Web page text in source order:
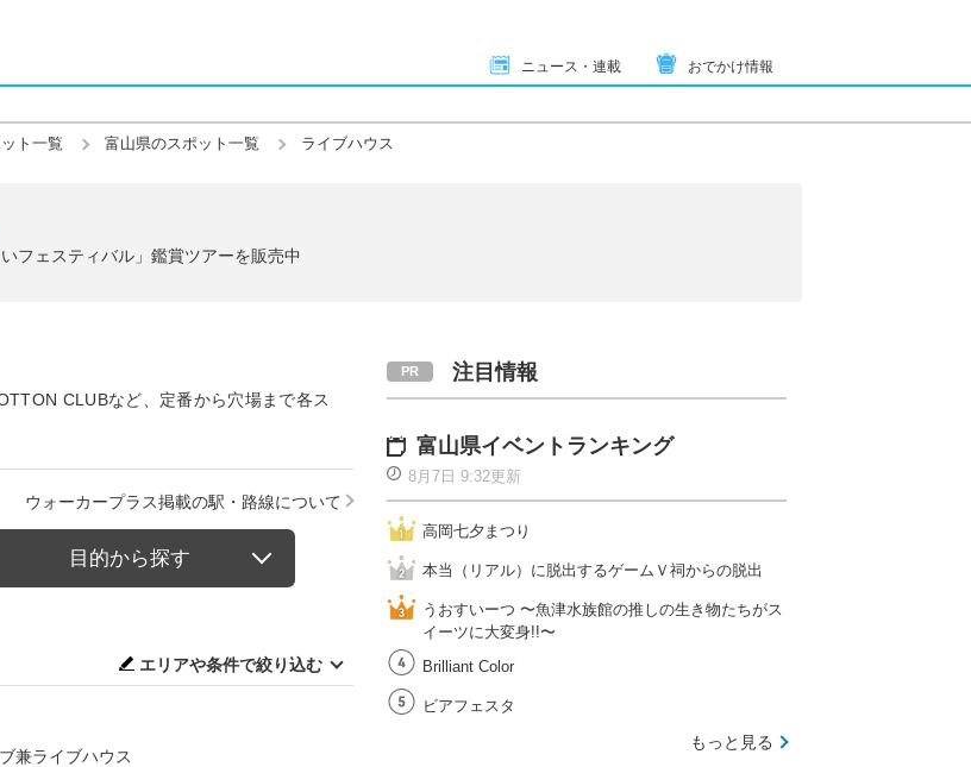
ニュース・連載 おでかけ情報
ト一覧 富山県のスポット一覧 ライブハウス
フェスティバル」鑑賞ツアーを販売中
CLUBなど、定番から穴場まで各ス
ウォーカープラス掲載の駅・路線について
目的から探す
エリアや条件で絞り込む
兼ライブハウス
注目情報
富山県イベントランキング
8月7日 9:32更新
高岡七夕まつり
本当（リアル）に脱出するゲームＶ祠からの脱出
うおすいーつ 〜魚津水族館の推しの生き物たちがス
イーツに大変身!!〜
Brilliant Color
ビアフェスタ
もっと見る